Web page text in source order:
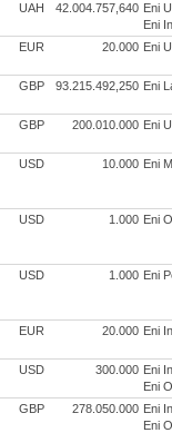
UAH 42.004.757,640 Eni
Eni
EUR 20.000 Eni
GBP 93.215.492,250 Eni
GBP 200.010.000 Eni
USD 10.000 Eni
USD 1.000 Eni
USD 1.000 Eni
EUR 20.000 Eni
USD 300.000 Eni
Eni
GBP 278.050.000 Eni
Eni